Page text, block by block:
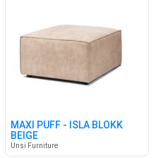
MAXI PUFF - ISLA BLOKK
BEIGE
Unsi Furniture